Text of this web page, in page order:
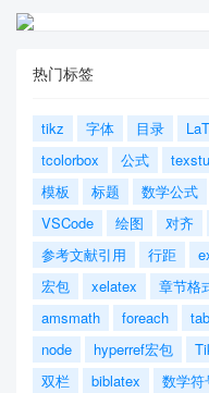
热门标签
tikz 字体 目录
tcolorbox
公式
模板
标题 数学公式
VSCode
绘图 对齐
参考文献引用
行距
宏包
xelatex 章节格
amsmath
foreach
node
hyperref宏包
双栏
biblatex 数学符